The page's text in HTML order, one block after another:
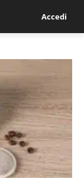
Accedi